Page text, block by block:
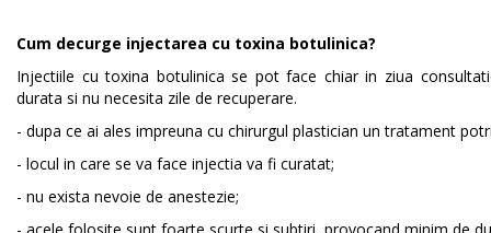
Cum decurge injectarea cu toxina botulinica?
Injectiile cu toxina botulinica se pot face chiar in ziua
durata si nu necesita zile de recuperare.
- dupa ce ai ales impreuna cu chirurgul plastician un tratament
- locul in care se va face injectia va fi curatat;
- nu exista nevoie de anestezie;